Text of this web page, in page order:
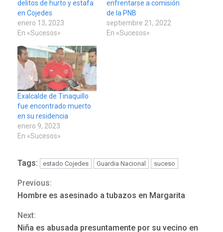
delitos de hurto y estafa
en Cojedes
enero 13, 2023
En «Sucesos»
enfrentarse a comisión
de la PNB
septiembre 21, 2022
En «Sucesos»
Exalcalde de Tinaquillo
fue encontrado muerto
en su residencia
enero 9, 2023
En «Sucesos»
Tags: estado Cojedes Guardia Nacional suceso
Continue
Reading
Previous:
Hombre es asesinado a tubazos en Margarita
Next:
Niña es abusada presuntamente por su vecino en
POLÍTICA
TITULARES